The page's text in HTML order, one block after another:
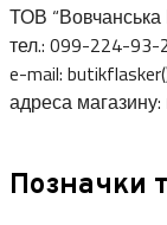
ТОВ “Вовчанська
тел.: 099-224-93-
e-mail:
адреса
Позначки